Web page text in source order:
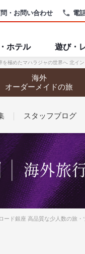
電
・お問い合わせ
ホテル 遊び・
を極めたマハラジャの世界へ 北イ
海外
オーダーメイドの旅
スタッフブログ
ード銀座 高品質な少人数の旅・